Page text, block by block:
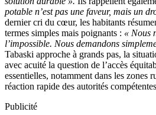
potable n’est pas une faveur, mais un
dernier cri du cœur, les habitants
termes simples mais poignants : « Nous
l’impossible. Nous demandons
Tabaski approche à grands pas, la
avec acuité la question de l’accès
essentielles, notamment dans les zones
réaction rapide des autorités
Publicité